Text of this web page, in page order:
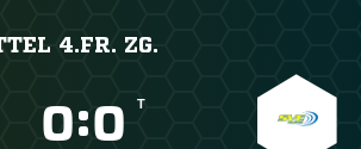
4.FR. ZG.
: T